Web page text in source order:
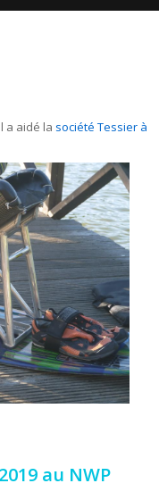
a aidé la société Tessier à
au NWP